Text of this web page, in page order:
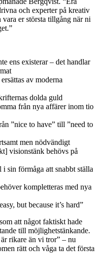
och experter på kreativ
er största tillgång när ni
ens existerar – det handlar
av moderna
dolda guld
från nya affärer inom tio
”nice to have” till ”need to
men nödvändigt
visionstänk behövs på
sin förmåga att snabbt ställa
kompletteras med nya
but because it’s hard”
att något faktiskt hade
till möjlighetstänkande.
rikare än vi tror” – nu
rätt och våga ta det första